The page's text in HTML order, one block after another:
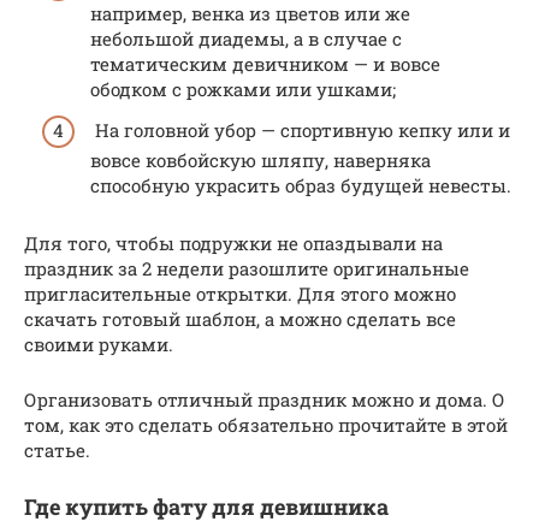
например, венка из цветов или же
небольшой диадемы, а в случае с
тематическим девичником — и вовсе
ободком с рожками или ушками;
На головной убор — спортивную кепку или и
вовсе ковбойскую шляпу, наверняка
способную украсить образ будущей невесты.
Для того, чтобы подружки не опаздывали на
праздник за 2 недели разошлите оригинальные
пригласительные открытки. Для этого можно
скачать готовый шаблон, а можно сделать все
своими руками.
Организовать отличный праздник можно и дома. О
том, как это сделать обязательно прочитайте в этой
статье.
Где купить фату для девишника